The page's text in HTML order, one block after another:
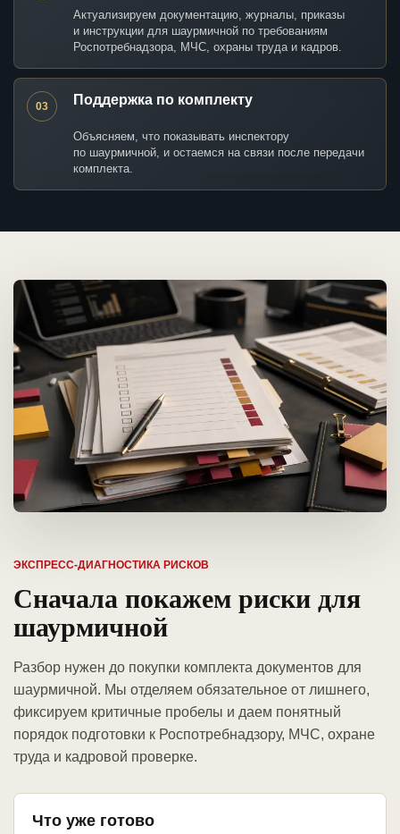
Актуализируем документацию, журналы, приказы
и инструкции для шаурмичной по требованиям
Роспотребнадзора, МЧС, охраны труда и кадров.
03 Поддержка по комплекту
Объясняем, что показывать инспектору
по шаурмичной, и остаемся на связи после передачи
комплекта.
ЭКСПРЕСС-ДИАГНОСТИКА РИСКОВ
Сначала покажем риски для
шаурмичной
Разбор нужен до покупки комплекта документов для
шаурмичной. Мы отделяем обязательное от лишнего,
фиксируем критичные пробелы и даем понятный
порядок подготовки к Роспотребнадзору, МЧС, охране
труда и кадровой проверке.
Что уже готово